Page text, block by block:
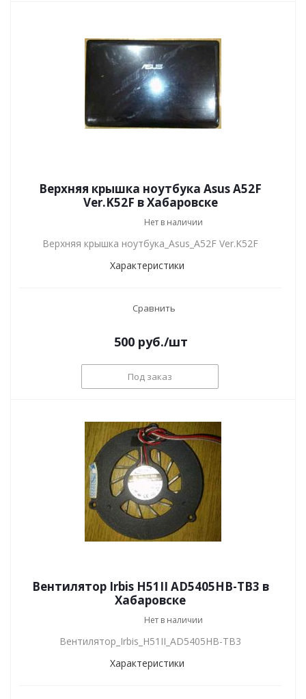
Верхняя крышка ноутбука Asus A52F
Ver.K52F в Хабаровске
Нет в наличии
Верхняя крышка ноутбука_Asus_A52F Ver.K52F
Характеристики
Сравнить
500руб./шт
Под заказ
Вентилятор Irbis H51II AD5405HB-TB3 в
Хабаровске
Нет в наличии
Вентилятор_Irbis_H51II_AD5405HB-TB3
Характеристики